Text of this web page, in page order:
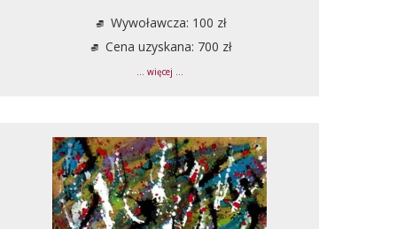
Wywoławcza: 100 zł
Cena uzyskana: 700 zł
... więcej ...